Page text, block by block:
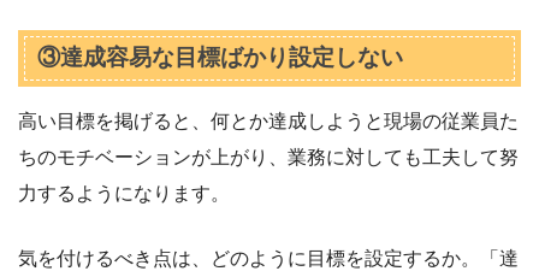
③達成容易な目標ばかり設定しない
高い目標を掲げると、何とか達成しようと現場の従業員た
ちのモチベーションが上がり、業務に対しても工夫して努
力するようになります。
気を付けるべき点は、どのように目標を設定するか。「達